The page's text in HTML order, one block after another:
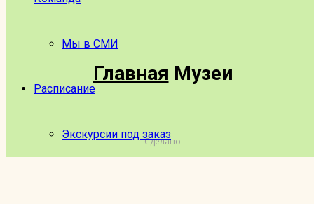
Мы в СМИ
Расписание
Экскурсии под заказ
Главная Музеи
Сделано